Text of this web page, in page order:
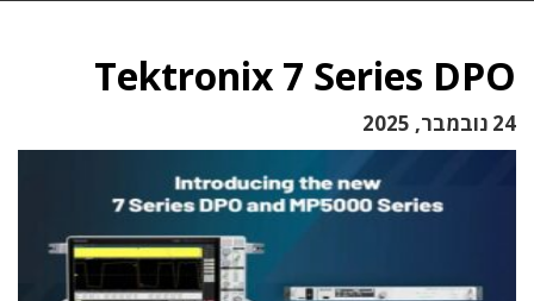
Tektronix 7 Series DPO
24 נובמבר, 2025